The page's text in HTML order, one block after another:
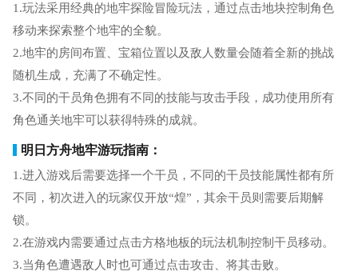
1.玩法采用经典的地牢探险冒险玩法，通过点击地块控制角色
移动来探索整个地牢的全貌。
2.地牢的房间布置、宝箱位置以及敌人数量会随着全新的挑战
随机生成，充满了不确定性。
3.不同的干员角色拥有不同的技能与攻击手段，成功使用所有
角色通关地牢可以获得特殊的成就。
明日方舟地牢游玩指南：
1.进入游戏后需要选择一个干员，不同的干员技能属性都有所
不同，初次进入的玩家仅开放“煌”，其余干员则需要后期解
锁。
2.在游戏内需要通过点击方格地板的玩法机制控制干员移动。
3.当角色遭遇敌人时也可通过点击攻击、将其击败。